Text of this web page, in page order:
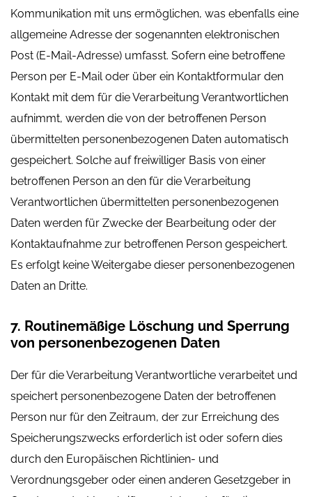
Kommunikation mit uns ermöglichen, was ebenfalls eine
allgemeine Adresse der sogenannten elektronischen
Post (E-Mail-Adresse) umfasst. Sofern eine betroffene
Person per E-Mail oder über ein Kontaktformular den
Kontakt mit dem für die Verarbeitung Verantwortlichen
aufnimmt, werden die von der betroffenen Person
übermittelten personenbezogenen Daten automatisch
gespeichert. Solche auf freiwilliger Basis von einer
betroffenen Person an den für die Verarbeitung
Verantwortlichen übermittelten personenbezogenen
Daten werden für Zwecke der Bearbeitung oder der
Kontaktaufnahme zur betroffenen Person gespeichert.
Es erfolgt keine Weitergabe dieser personenbezogenen
Daten an Dritte.
7. Routinemäßige Löschung und Sperrung
von personenbezogenen Daten
Der für die Verarbeitung Verantwortliche verarbeitet und
speichert personenbezogene Daten der betroffenen
Person nur für den Zeitraum, der zur Erreichung des
Speicherungszwecks erforderlich ist oder sofern dies
durch den Europäischen Richtlinien- und
Verordnungsgeber oder einen anderen Gesetzgeber in